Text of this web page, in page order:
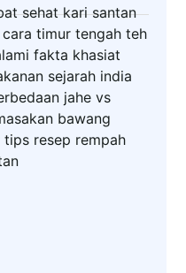
sehat kari santan
cara timur tengah teh
fakta khasiat
sejarah india
jahe vs
bawang
tips resep rempah